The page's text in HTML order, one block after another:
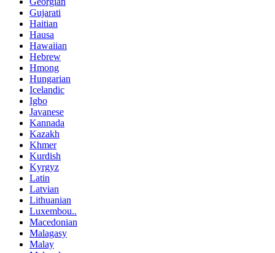
Gujarati
Haitian
Hausa
Hawaiian
Hebrew
Hmong
Hungarian
Icelandic
Igbo
Javanese
Kannada
Kazakh
Khmer
Kurdish
Kyrgyz
Latin
Latvian
Lithuanian
Luxembou..
Macedonian
Malagasy
Malay